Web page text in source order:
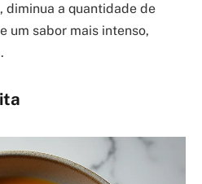
diminua a quantidade de
um sabor mais intenso,